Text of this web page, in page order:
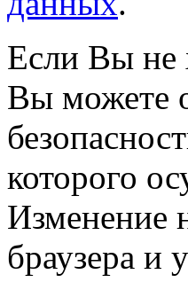
Если Вы не
Вы можете
которого
Изменение
браузера и